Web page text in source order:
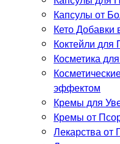
Капсулы от
Кето Добавки
Коктейли для
Косметика
эффектом
Кремы для
Кремы от
Лекарства от